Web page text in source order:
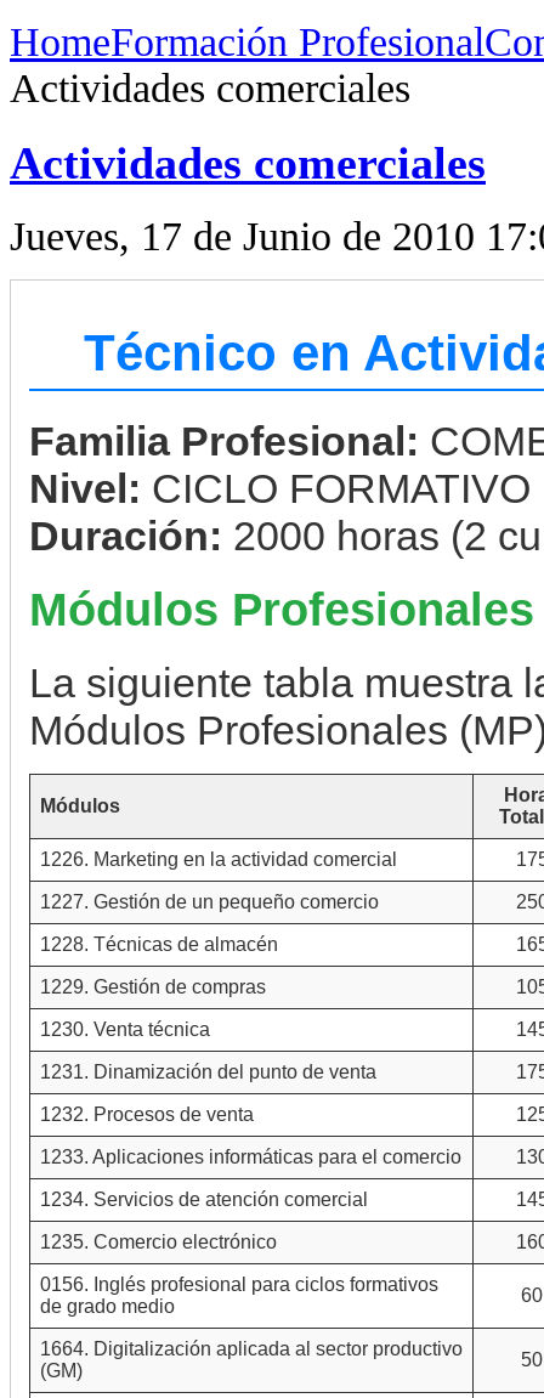
HomeFormación Profesional
Actividades comerciales
Actividades comerciales
Jueves, 17 de Junio de 2010
Técnico en
Familia Profesional:
Nivel: CICLO
Duración: 2000 horas (2
Módulos Profesionales
La siguiente tabla muestra
Módulos Profesionales
Módulos
1226. Marketing en la actividad comercial
1227. Gestión de un pequeño comercio
1228. Técnicas de almacén
1229. Gestión de compras
1230. Venta técnica
1231. Dinamización del punto de venta
1232. Procesos de venta
1233. Aplicaciones informáticas para el comercio
1234. Servicios de atención comercial
1235. Comercio electrónico
0156. Inglés profesional para ciclos formativos
de grado medio
60
1664. Digitalización aplicada al sector productivo
(GM)
50